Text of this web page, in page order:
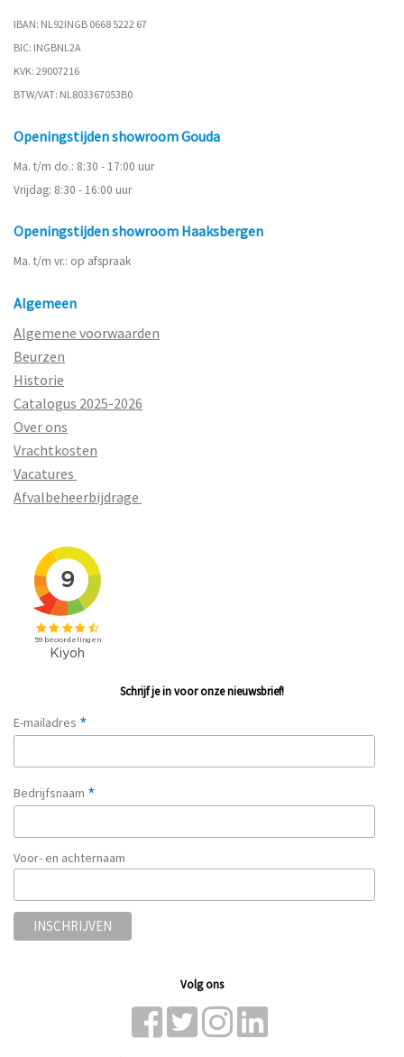
IBAN: NL92INGB 0668 5222 67
BIC: INGBNL2A
KVK: 29007216
BTW/VAT: NL803367053B0
Openingstijden showroom Gouda
Ma. t/m do.: 8:30 - 17:00 uur
Vrijdag: 8:30 - 16:00 uur
Openingstijden showroom Haaksbergen
Ma. t/m vr.: op afspraak
Algemeen
Algemene voorwaarden
Beurzen
Historie
Catalogus 2025-2026
Over ons
Vrachtkosten
Vacatures
Afvalbeheerbijdrage
Schrijf je in voor onze nieuwsbrief!
E-mailadres *
Bedrijfsnaam *
Voor- en achternaam
Volg ons